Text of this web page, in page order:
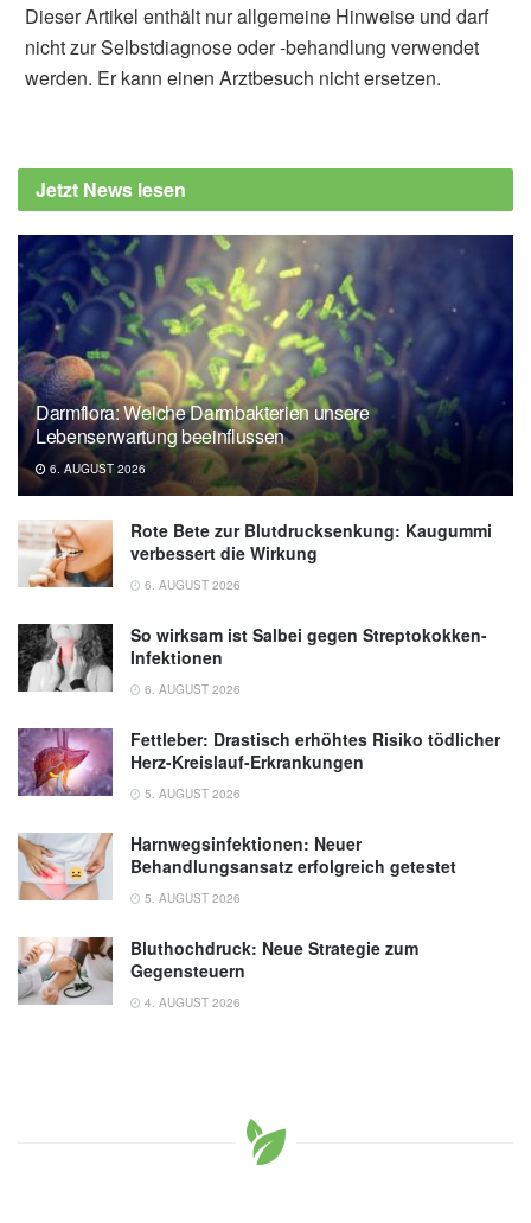
Dieser Artikel enthält nur allgemeine Hinweise und darf
nicht zur Selbstdiagnose oder -behandlung verwendet
werden. Er kann einen Arztbesuch nicht ersetzen.
Jetzt News lesen
Darmflora: Welche Darmbakterien unsere
Lebenserwartung beeinflussen
6. AUGUST 2026
Rote Bete zur Blutdrucksenkung: Kaugummi
verbessert die Wirkung
6. AUGUST 2026
So wirksam ist Salbei gegen Streptokokken-
Infektionen
6. AUGUST 2026
Fettleber: Drastisch erhöhtes Risiko tödlicher
Herz-Kreislauf-Erkrankungen
5. AUGUST 2026
Harnwegsinfektionen: Neuer
Behandlungsansatz erfolgreich getestet
5. AUGUST 2026
Bluthochdruck: Neue Strategie zum
Gegensteuern
4. AUGUST 2026